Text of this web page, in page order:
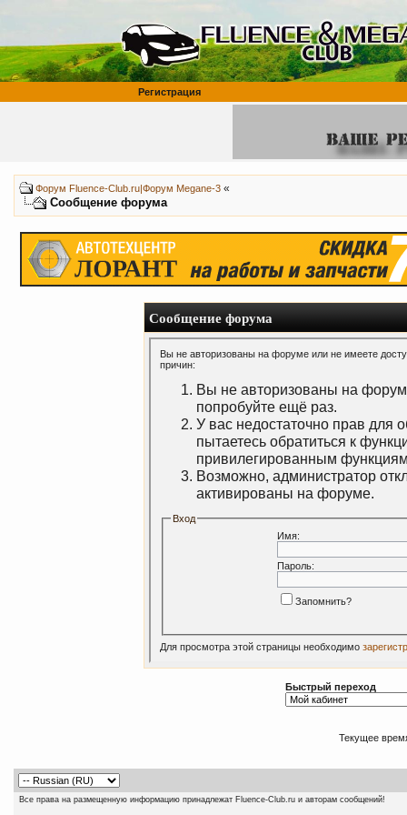
Регистрация
Форум Fluence-Club.ru|Форум Megane-3 «
Сообщение форума
Сообщение форума
Вы не авторизованы на форуме или не имеете
причин:
Вы не авторизованы на
попробуйте ещё раз.
У вас недостаточно прав для
пытаетесь обратиться к
привилегированным
Возможно, администратор
активированы на форуме.
Вход
Имя:
Пароль:
Запомнить?
Для просмотра этой страницы необходимо
Быстрый переход
Текущее
Все права на размещенную информацию принадлежат Fluence-Club.ru и авторам сообщений!